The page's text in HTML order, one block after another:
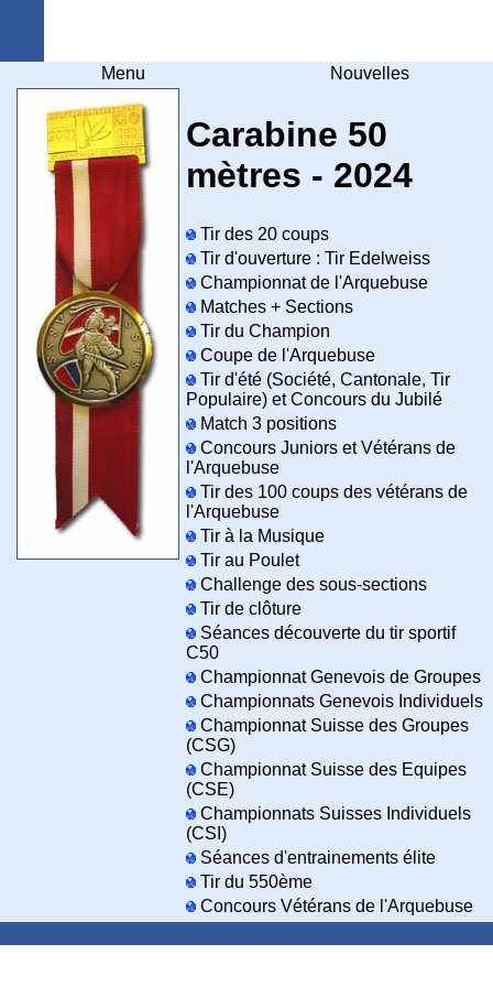
Menu Nouvelles
Carabine 50
mètres - 2024
Tir des 20 coups
Tir d'ouverture : Tir Edelweiss
Championnat de l'Arquebuse
Matches + Sections
Tir du Champion
Coupe de l'Arquebuse
Tir d'été (Société, Cantonale, Tir
Populaire) et Concours du Jubilé
Match 3 positions
Concours Juniors et Vétérans de
l'Arquebuse
Tir des 100 coups des vétérans de
l'Arquebuse
Tir à la Musique
Tir au Poulet
Challenge des sous-sections
Tir de clôture
Séances découverte du tir sportif
C50
Championnat Genevois de Groupes
Championnats Genevois Individuels
Championnat Suisse des Groupes
(CSG)
Championnat Suisse des Equipes
(CSE)
Championnats Suisses Individuels
(CSI)
Séances d'entrainements élite
Tir du 550ème
Concours Vétérans de l'Arquebuse